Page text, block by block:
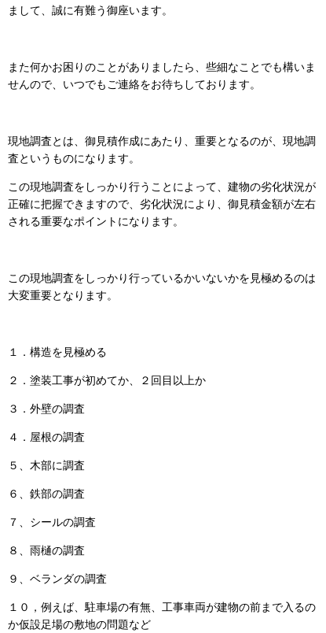
まして、誠に有難う御座います。
また何かお困りのことがありましたら、些細なことでも構いま
せんので、いつでもご連絡をお待ちしております。
現地調査とは、御見積作成にあたり、重要となるのが、現地調
査というものになります。
この現地調査をしっかり行うことによって、建物の劣化状況が
正確に把握できますので、劣化状況により、御見積金額が左右
される重要なポイントになります。
この現地調査をしっかり行っているかいないかを見極めるのは
大変重要となります。
１．構造を見極める
２．塗装工事が初めてか、２回目以上か
３．外壁の調査
４．屋根の調査
５、木部に調査
６、鉄部の調査
７、シールの調査
８、雨樋の調査
９、ベランダの調査
１０，例えば、駐車場の有無、工事車両が建物の前まで入るの
か仮設足場の敷地の問題など